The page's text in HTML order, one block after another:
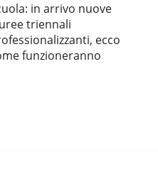
in arrivo nuove
triennali
ecco
funzioneranno